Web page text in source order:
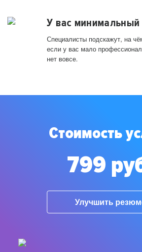
У вас минимальный
Специалисты подскажут, на
если у вас мало
нет вовсе.
Стоимость
799
Улучшить